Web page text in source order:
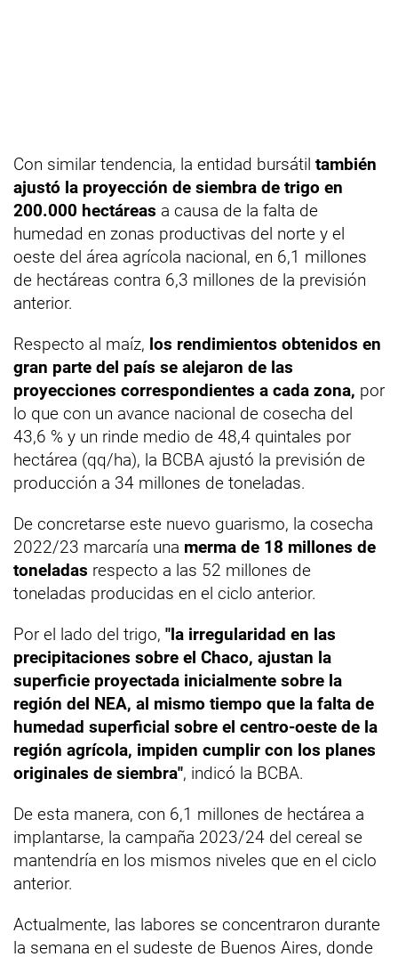
Con similar tendencia, la entidad bursátil también
ajustó la proyección de siembra de trigo en
200.000 hectáreas a causa de la falta de
humedad en zonas productivas del norte y el
oeste del área agrícola nacional, en 6,1 millones
de hectáreas contra 6,3 millones de la previsión
anterior.
Respecto al maíz, los rendimientos obtenidos en
gran parte del país se alejaron de las
proyecciones correspondientes a cada zona, por
lo que con un avance nacional de cosecha del
43,6 % y un rinde medio de 48,4 quintales por
hectárea (qq/ha), la BCBA ajustó la previsión de
producción a 34 millones de toneladas.
De concretarse este nuevo guarismo, la cosecha
2022/23 marcaría una merma de 18 millones de
toneladas respecto a las 52 millones de
toneladas producidas en el ciclo anterior.
Por el lado del trigo, "la irregularidad en las
precipitaciones sobre el Chaco, ajustan la
superficie proyectada inicialmente sobre la
región del NEA, al mismo tiempo que la falta de
humedad superficial sobre el centro-oeste de la
región agrícola, impiden cumplir con los planes
originales de siembra", indicó la BCBA.
De esta manera, con 6,1 millones de hectárea a
implantarse, la campaña 2023/24 del cereal se
mantendría en los mismos niveles que en el ciclo
anterior.
Actualmente, las labores se concentraron durante
la semana en el sudeste de Buenos Aires, donde